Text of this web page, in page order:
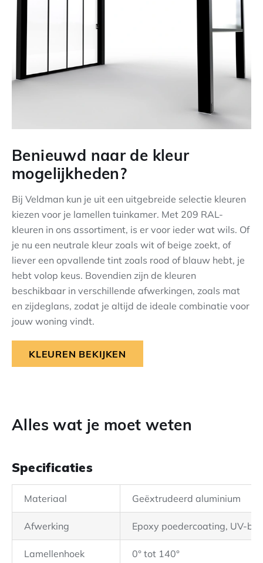
Benieuwd naar de kleur
mogelijkheden?
Bij Veldman kun je uit een uitgebreide selectie kleuren
kiezen voor je lamellen tuinkamer. Met 209 RAL-
kleuren in ons assortiment, is er voor ieder wat wils. Of
je nu een neutrale kleur zoals wit of beige zoekt, of
liever een opvallende tint zoals rood of blauw hebt, je
hebt volop keus. Bovendien zijn de kleuren
beschikbaar in verschillende afwerkingen, zoals mat
en zijdeglans, zodat je altijd de ideale combinatie voor
jouw woning vindt.
KLEUREN BEKIJKEN
Alles wat je moet weten
Specificaties
Materiaal Geëxtrudeerd aluminium
Afwerking Epoxy poedercoating, UV-
Lamellenhoek 0° tot 140°